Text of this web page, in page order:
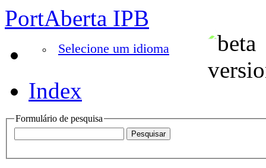
PortAberta IPB
Selecione um idioma
Index
Formulário de pesquisa